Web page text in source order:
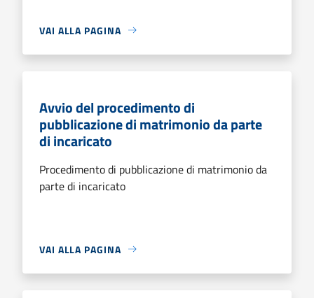
VAI ALLA PAGINA
Avvio del procedimento di
pubblicazione di matrimonio da parte
di incaricato
Procedimento di pubblicazione di matrimonio da
parte di incaricato
VAI ALLA PAGINA